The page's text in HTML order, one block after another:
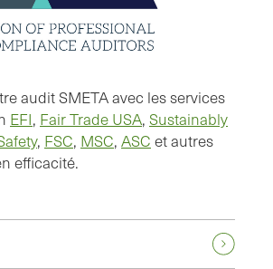
audit SMETA avec les services
EFI, Fair Trade USA, Sustainably
, FSC, MSC, ASC et autres
efficacité.